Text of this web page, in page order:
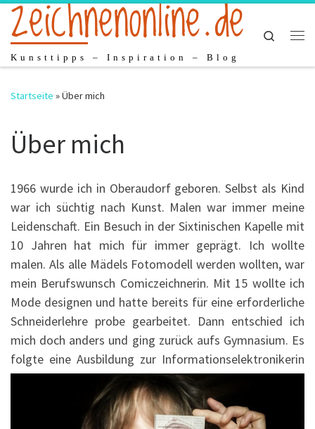
Zum Inhalt springen
zeichnenonline.de
Kunsttipps – Inspiration – Blog
Search
Startseite »Über mich
Über mich
1966 wurde ich in Oberaudorf geboren. Selbst als Kind
war ich süchtig nach Kunst. Malen war immer meine
Leidenschaft. Ein Besuch in der Sixtinischen Kapelle mit
10 Jahren hat mich für immer geprägt. Ich wollte
malen. Als alle Mädels Fotomodell werden wollten, war
mein Berufswunsch Comiczeichnerin. Mit 15 wollte ich
Mode designen und hatte bereits für eine erforderliche
Schneiderlehre probe gearbeitet. Dann entschied ich
mich doch anders und ging zurück aufs Gymnasium. Es
folgte eine Ausbildung zur Informationselektronikerin